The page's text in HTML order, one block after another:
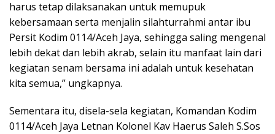
harus tetap dilaksanakan untuk memupuk
kebersamaan serta menjalin silahturrahmi antar ibu
Persit Kodim 0114/Aceh Jaya, sehingga saling mengenal
lebih dekat dan lebih akrab, selain itu manfaat lain dari
kegiatan senam bersama ini adalah untuk kesehatan
kita semua,” ungkapnya.
Sementara itu, disela-sela kegiatan, Komandan Kodim
0114/Aceh Jaya Letnan Kolonel Kav Haerus Saleh S.Sos